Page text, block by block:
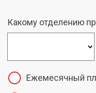
Какому отделению
Ежемесячный